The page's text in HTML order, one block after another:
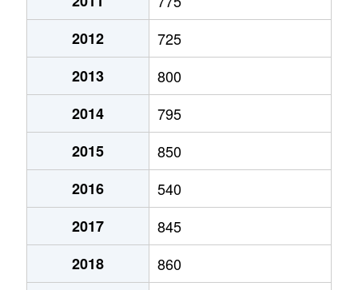
2012
725
2013
800
2014
795
2015
850
2016
540
2017
845
2018
860